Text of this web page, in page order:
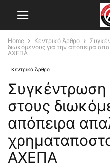
Home Κεντρικό Άρθρο
διωκόμενους για την απόπειρα
ΑΧΕΠΑ
Κεντρικό Άρθρο
στους
απόπειρα
ΑΧΕΠΑ